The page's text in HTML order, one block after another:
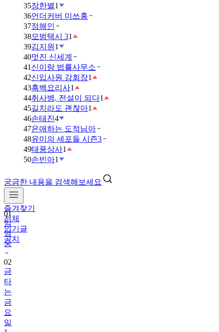
35장한별1
36언더커버 미쓰홍
37정해인
38모범택시 31
39김지원 1
40멋진 신세계
41 신이랑 법률사무소
42신입사원 강회장1
43흑백요리사1
44취사병, 전설이 되다1
45길치라도 괜찮아1
46손태진4
47은애하는 도적님아
48유미의 세포들 시즌3
49태풍상사1
50손빈아1
궁금한 내용을 검색해보세요
즐겨찾기
전체
인기글
공지
01
임
영
웅
02
금
타
는
금
요
일